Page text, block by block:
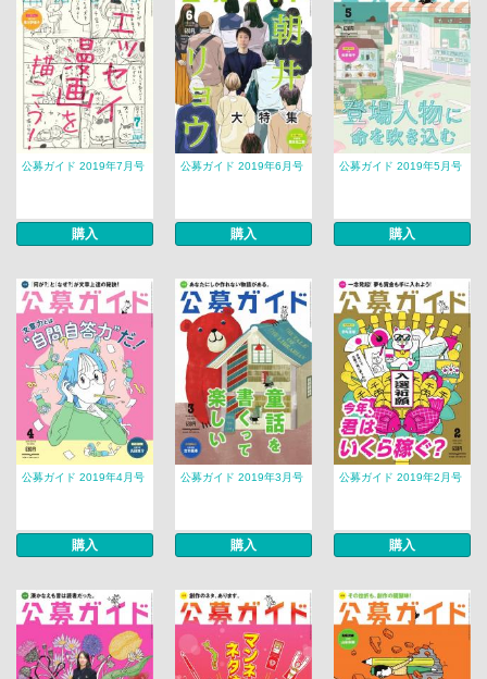
公募ガイド 2019年7月号
購入
公募ガイド 2019年6月号
購入
公募ガイド 2019年5月号
購入
公募ガイド 2019年4月号
購入
公募ガイド 2019年3月号
購入
公募ガイド 2019年2月号
購入